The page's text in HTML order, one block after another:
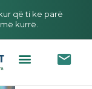
që ti ke parë
kurrë.